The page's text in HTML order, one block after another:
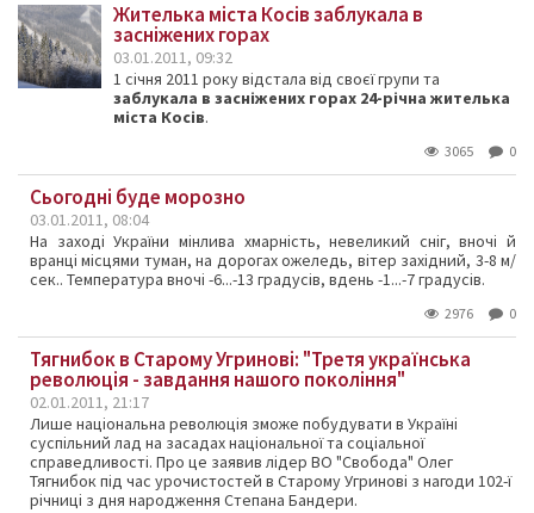
Жителька міста Косів заблукала в
засніжених горах
03.01.2011, 09:32
1 січня 2011 року відстала від своєї групи та
заблукала в засніжених горах 24-річна жителька
міста Косів.
3065 0
Сьогодні буде морозно
03.01.2011, 08:04
На заході України мінлива хмарність, невеликий сніг, вночі й
вранці місцями туман, на дорогах ожеледь, вітер західний, 3-8 м/
сек.. Температура вночі -6...-13 градусів, вдень -1...-7 градусів.
2976 0
Тягнибок в Старому Угринові: "Третя українська
революція - завдання нашого покоління"
02.01.2011, 21:17
Лише національна революція зможе побудувати в Україні
суспільний лад на засадах національної та соціальної
справедливості. Про це заявив лідер ВО "Свобода" Олег
Тягнибок під час урочистостей в Старому Угринові з нагоди 102-ї
річниці з дня народження Степана Бандери.